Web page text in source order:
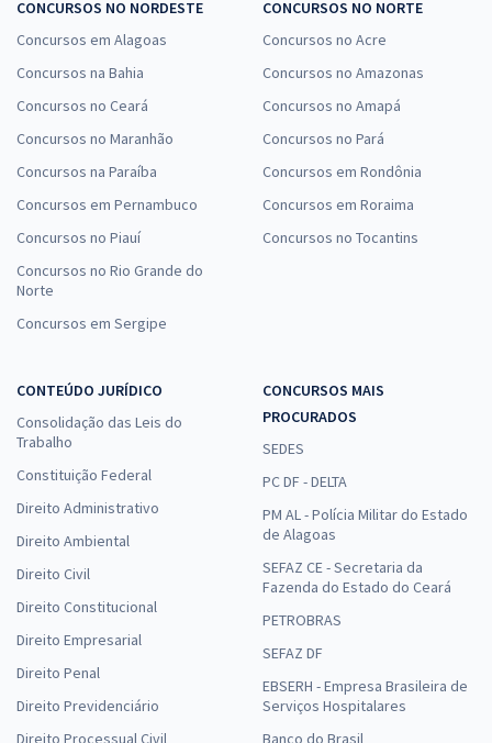
CONCURSOS NO NORDESTE
Concursos em Alagoas
Concursos na Bahia
Concursos no Ceará
Concursos no Maranhão
Concursos na Paraíba
Concursos em Pernambuco
Concursos no Piauí
Concursos no Rio Grande do
Norte
Concursos em Sergipe
CONCURSOS NO NORTE
Concursos no Acre
Concursos no Amazonas
Concursos no Amapá
Concursos no Pará
Concursos em Rondônia
Concursos em Roraima
Concursos no Tocantins
CONTEÚDO JURÍDICO
Consolidação das Leis do
Trabalho
Constituição Federal
Direito Administrativo
Direito Ambiental
Direito Civil
Direito Constitucional
Direito Empresarial
Direito Penal
Direito Previdenciário
Direito Processual Civil
CONCURSOS MAIS
PROCURADOS
SEDES
PC DF - DELTA
PM AL - Polícia Militar do Estado
de Alagoas
SEFAZ CE - Secretaria da
Fazenda do Estado do Ceará
PETROBRAS
SEFAZ DF
EBSERH - Empresa Brasileira de
Serviços Hospitalares
Banco do Brasil